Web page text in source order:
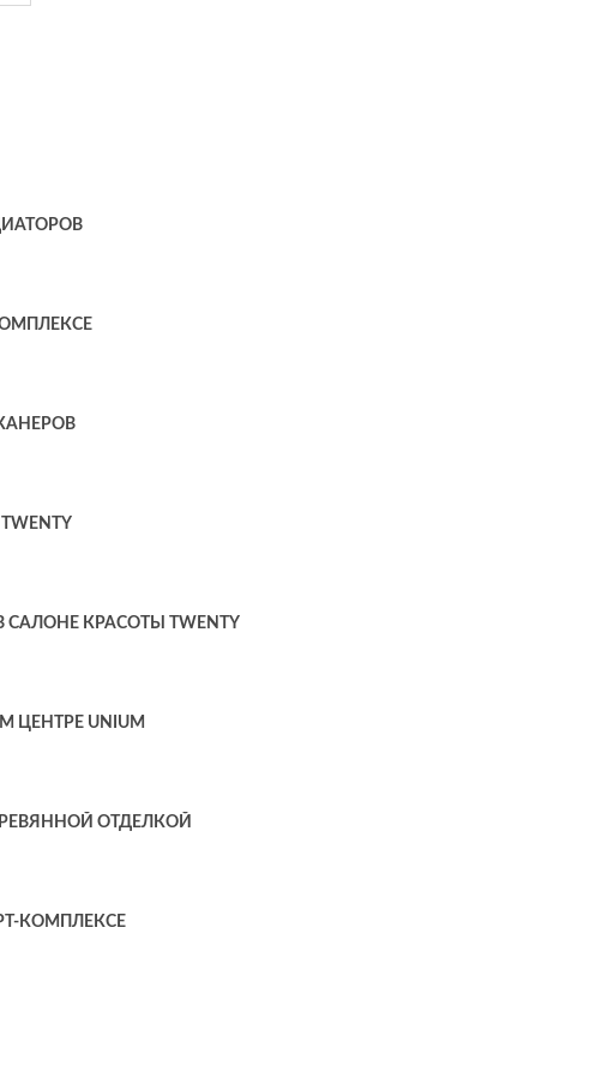
КРАСОТЫ TWENTY
UNIUM
ОТДЕЛКОЙ
КОМПЛЕКСЕ